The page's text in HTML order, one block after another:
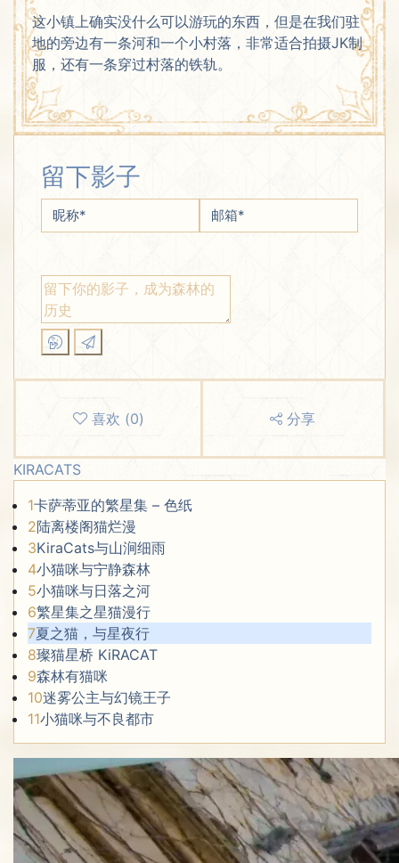
这小镇上确实没什么可以游玩的东西，但是在我们驻
地的旁边有一条河和一个小村落，非常适合拍摄JK制
服，还有一条穿过村落的铁轨。
留下影子
昵称* 邮箱*
喜欢 (0) 分享
KIRACATS
1卡萨蒂亚的繁星集 – 色纸
2陆离楼阁猫烂漫
3KiraCats与山涧细雨
4小猫咪与宁静森林
5小猫咪与日落之河
6繁星集之星猫漫行
7夏之猫，与星夜行
8璨猫星桥 KiRACAT
9森林有猫咪
10迷雾公主与幻镜王子
11小猫咪与不良都市